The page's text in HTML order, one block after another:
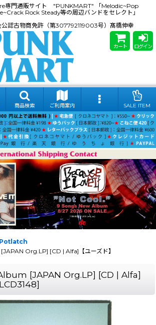
専門通販サイト "PUNKMART" 「Melodic~Pop
Rock Steady等の周辺バンドをセレクト」
公認古物商免許（第307792119003号）髙橋伸幸
カート ログイン
商品検索 ご利用案内 SALE ITEM
Potlatch
Org.LP] [CD | Alfa]【ユーズド】
[JAPAN Org.LP] [CD | Alfa]
]